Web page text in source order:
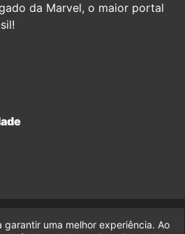
da Marvel, o maior portal
Marvel, uma empresa da Legado
garantir uma melhor experiência. Ao